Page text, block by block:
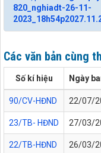
820_nghiadt-26-11-
Các văn bản cùng
Số kí hiệu Ngày
90/CV-HĐND 22/07/
23/TB- HĐND 27/03/
22/TB-HĐND 26/03/